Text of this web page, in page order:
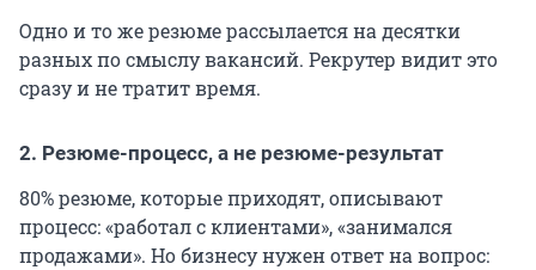
Одно и то же резюме рассылается на десятки
разных по смыслу вакансий. Рекрутер видит это
сразу и не тратит время.
2. Резюме-процесс, а не резюме-результат
80% резюме, которые приходят, описывают
процесс: «работал с клиентами», «занимался
продажами». Но бизнесу нужен ответ на вопрос: